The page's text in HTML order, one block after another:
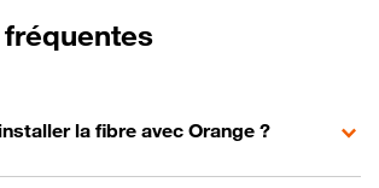
la fibre avec Orange ?